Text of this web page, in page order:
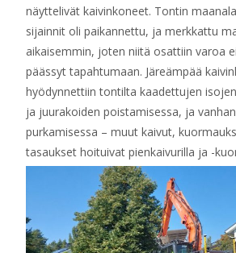
näyttelivät kaivinkoneet. Tontin
sijainnit oli paikannettu, ja merkkattu
aikaisemmin, joten niitä osattiin varoa
päässyt tapahtumaan. Järeämpää
hyödynnettiin tontilta kaadettujen
ja juurakoiden poistamisessa, ja
purkamisessa – muut kaivut,
tasaukset hoituivat pienkaivurilla ja -